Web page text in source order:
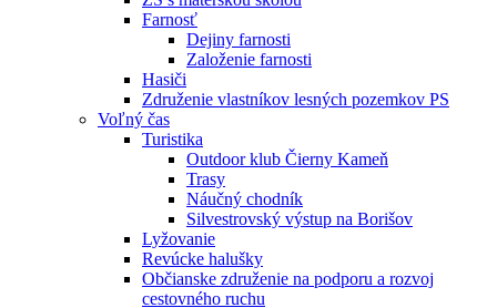
Farnosť
Dejiny farnosti
Založenie farnosti
Hasiči
Združenie vlastníkov lesných pozemkov PS
Voľný čas
Turistika
Outdoor klub Čierny Kameň
Trasy
Náučný chodník
Silvestrovský výstup na Borišov
Lyžovanie
Revúcke halušky
Občianske združenie na podporu a rozvoj
cestovného ruchu